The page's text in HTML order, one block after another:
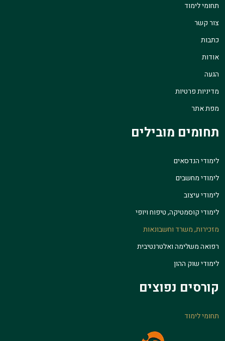
תחומי לימוד
צור קשר
כתבות
אודות
הגעה
מדיניות פרטיות
מפת אתר
תחומים מובילים
לימודי הנדסאים
לימודי מחשבים
לימודי עיצוב
לימודי קוסמטיקה, טיפוח ויופי
מזכירות, משרד וחשבונאות
רפואה משלימה ואלטרנטיבית
לימודי שוק ההון
קורסים נפוצים
תחומי לימוד